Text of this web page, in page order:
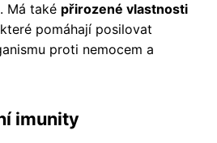
Má také přirozené vlastnosti
pomáhají posilovat
proti nemocem a
imunity